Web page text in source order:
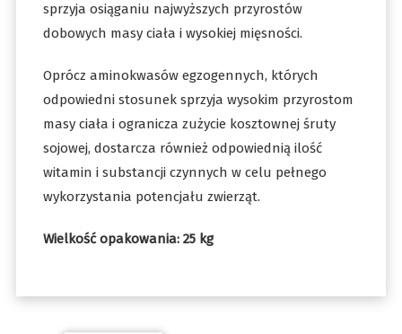
sprzyja osiąganiu najwyższych przyrostów
dobowych masy ciała i wysokiej mięsności.
Oprócz aminokwasów egzogennych, których
odpowiedni stosunek sprzyja wysokim przyrostom
masy ciała i ogranicza zużycie kosztownej śruty
sojowej, dostarcza również odpowiednią ilość
witamin i substancji czynnych w celu pełnego
wykorzystania potencjału zwierząt.
Wielkość opakowania: 25 kg